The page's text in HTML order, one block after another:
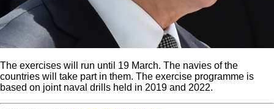
The exercises will run until 19 March. The navies of the
countries will take part in them. The exercise programme is
based on joint naval drills held in 2019 and 2022.